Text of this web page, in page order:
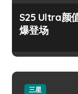
S25 Ultra颜
爆登场
三星